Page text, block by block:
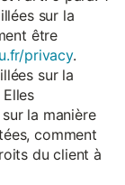
sur la
être
privacy.
sur la
la manière
comment
du client à